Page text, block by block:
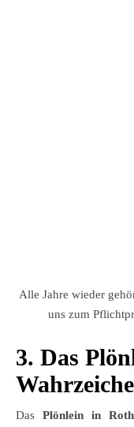
Alle Jahre wieder
uns zum
3. Das
Das Plönlein in